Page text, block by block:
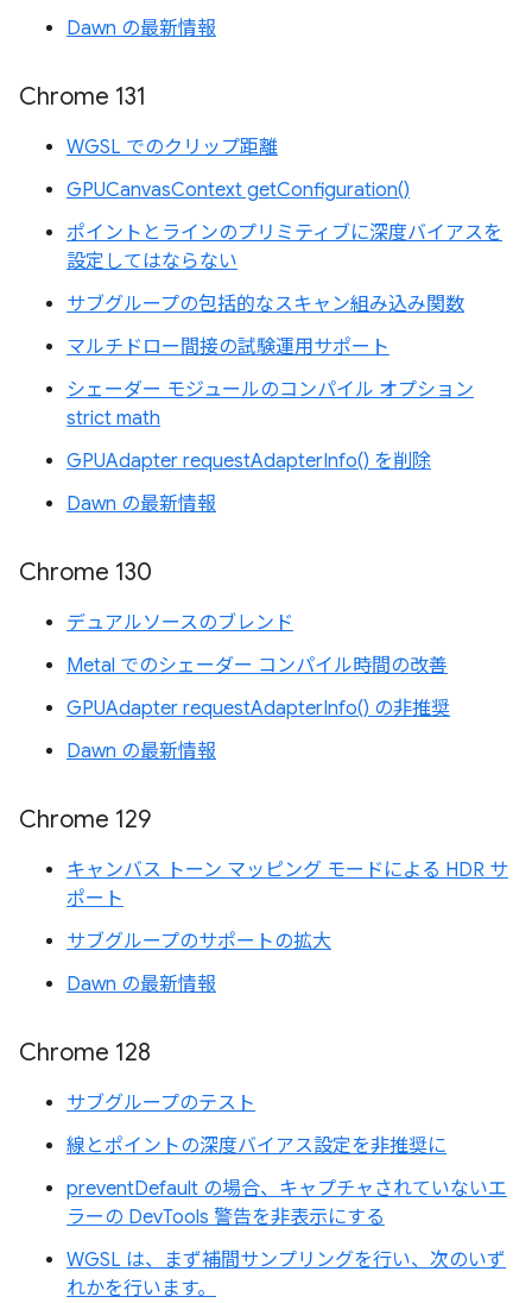
Dawn の最新情報
Chrome 131
WGSL でのクリップ距離
GPUCanvasContext getConfiguration()
ポイントとラインのプリミティブに深度バイアスを
設定してはならない
サブグループの包括的なスキャン組み込み関数
マルチドロー間接の試験運用サポート
シェーダー モジュールのコンパイル オプション
strict math
GPUAdapter requestAdapterInfo() を削除
Dawn の最新情報
Chrome 130
デュアルソースのブレンド
Metal でのシェーダー コンパイル時間の改善
GPUAdapter requestAdapterInfo() の非推奨
Dawn の最新情報
Chrome 129
キャンバス トーン マッピング モードによる HDR サ
ポート
サブグループのサポートの拡大
Dawn の最新情報
Chrome 128
サブグループのテスト
線とポイントの深度バイアス設定を非推奨に
preventDefault の場合、キャプチャされていないエ
ラーの DevTools 警告を非表示にする
WGSL は、まず補間サンプリングを行い、次のいず
れかを行います。